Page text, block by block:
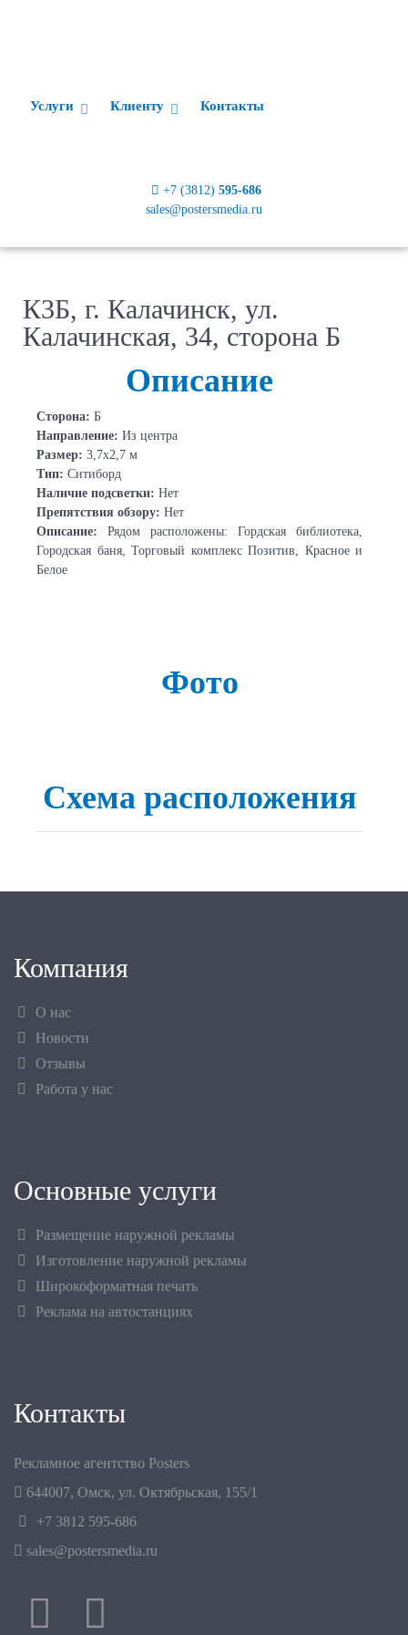
Услуги Клиенту Контакты
+7 (3812)595-686
sales@postersmedia.ru
К3Б, г. Калачинск, ул.
Калачинская, 34, сторона Б
Описание
Сторона: Б
Направление: Из центра
Размер: 3,7х2,7 м
Тип: Ситиборд
Наличие подсветки: Нет
Препятствия обзору: Нет
Описание: Рядом расположены: Гордская библиотека,
Городская баня, Торговый комплекс Позитив, Красное и
Белое
Фото
Схема расположения
Компания
О нас
Новости
Отзывы
Работа у нас
Основные услуги
Размещение наружной рекламы
Изготовление наружной рекламы
Широкоформатная печать
Реклама на автостанциях
Контакты
Рекламное агентство Posters
644007, Омск, ул. Октябрьская, 155/1
+7 3812 595-686
sales@postersmedia.ru